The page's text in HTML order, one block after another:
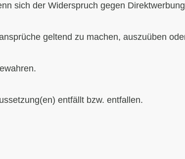
sich der Widerspruch gegen
geltend zu machen, auszuüben
entfällt bzw. entfallen.